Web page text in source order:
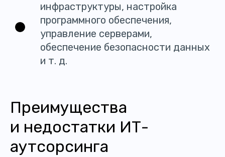
инфраструктуры, настройка
программного обеспечения,
управление серверами,
обеспечение безопасности данных
и т. д.
Преимущества
и недостатки ИТ-
аутсорсинга